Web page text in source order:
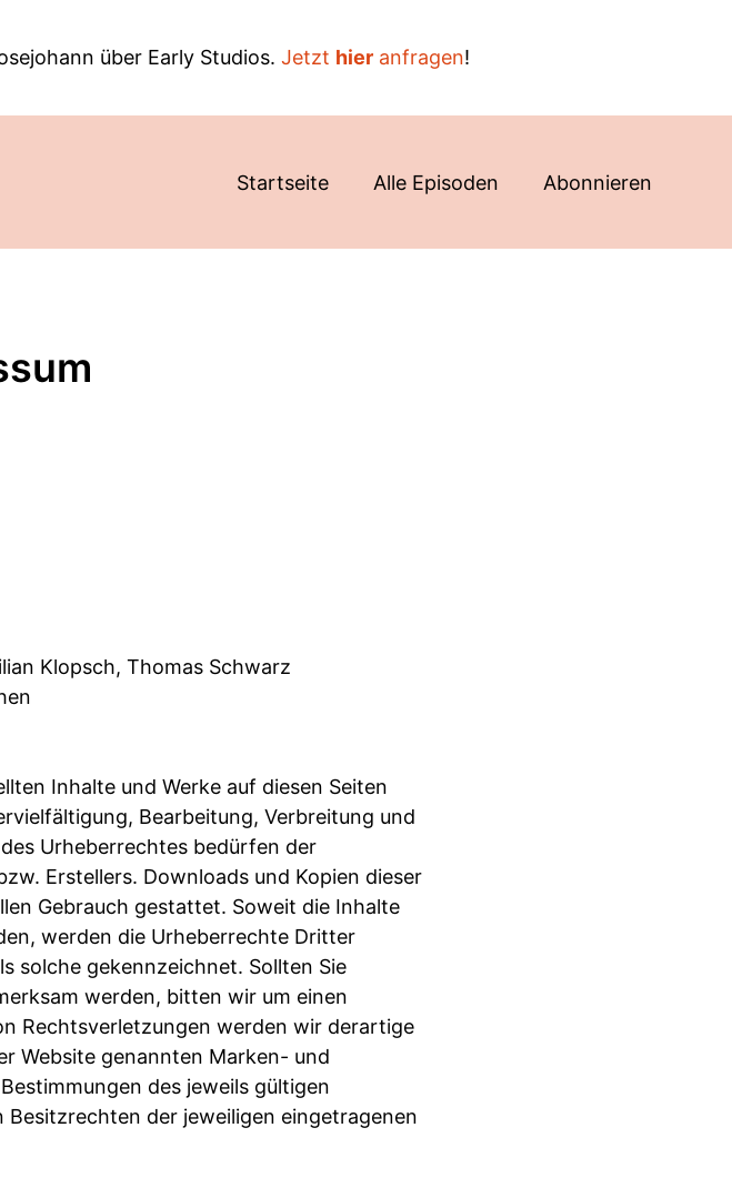
über Early Studios. Jetzt hieranfragen!
Startseite Alle Episoden Abonnieren
Klopsch, Thomas Schwarz
Inhalte und Werke auf diesen Seiten
Bearbeitung, Verbreitung und
Urheberrechtes bedürfen der
Erstellers. Downloads und Kopien dieser
Gebrauch gestattet. Soweit die Inhalte
werden die Urheberrechte Dritter
solche gekennzeichnet. Sollten Sie
werden, bitten wir um einen
Rechtsverletzungen werden wir derartige
Website genannten Marken- und
des jeweils gültigen
der jeweiligen eingetragenen